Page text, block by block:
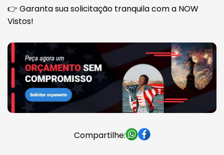
👉 Garanta sua solicitação tranquila com a NOW
Vistos!
Compartilhe: